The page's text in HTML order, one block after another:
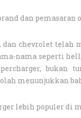
dan
dan chevrolet telah
nama seperti
bukan
menunjukkan
lebih populer di